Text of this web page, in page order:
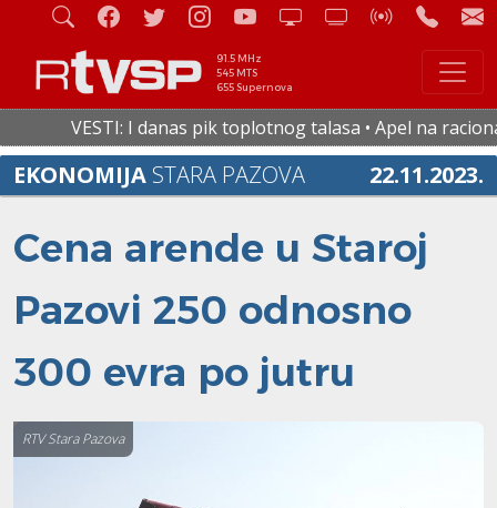
91.5 MHz
545 MTS
655 Supernova
VESTI: I danas pik toplotnog talasa • Apel na
EKONOMIJA STARA PAZOVA 22.11.2023.
Cena arende u Staroj
Pazovi 250 odnosno
300 evra po jutru
RTV Stara Pazova